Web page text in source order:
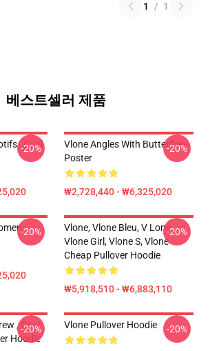
1 / 1
베스트셀러 제품
, Cool
-20%
Vlone Angles With Butterflies
Poster
₩2,728,440 - ₩6,325,020
-20%
-20%
Vlone, Vlone Bleu, V Lone,
Vlone Girl, Vlone S, Vlone
Cheap Pullover Hoodie
₩5,918,510 - ₩6,883,110
-20%
, Cool
Hoodie
-20% Vlone Pullover Hoodie -20%